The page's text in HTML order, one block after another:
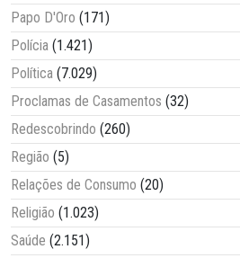
Papo D'Oro (171)
Polícia (1.421)
Política (7.029)
Proclamas de Casamentos (32)
Redescobrindo (260)
Região (5)
Relações de Consumo (20)
Religião (1.023)
Saúde (2.151)